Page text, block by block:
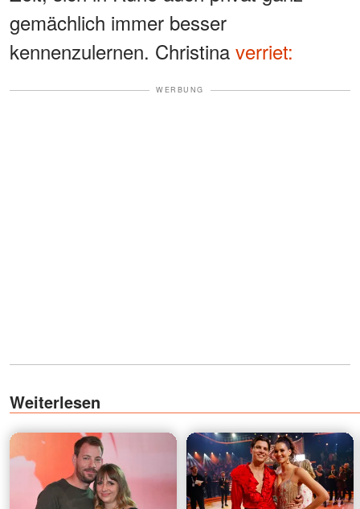
gemächlich immer besser
kennenzulernen. Christina verriet:
WERBUNG
Weiterlesen